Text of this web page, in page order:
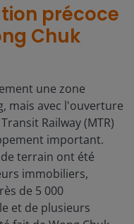
précoce
Chuk
une zone
mais avec l'ouverture
Railway (MTR)
important.
terrain ont été
immobiliers,
de 5 000
et de plusieurs